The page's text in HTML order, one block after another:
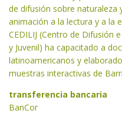
de difusión sobre naturaleza
animación a la lectura y a la
CEDILIJ (Centro de Difusión
y Juvenil) ha capacitado a
latinoamericanos y
muestras interactivas de
transferencia bancaria
BanCor